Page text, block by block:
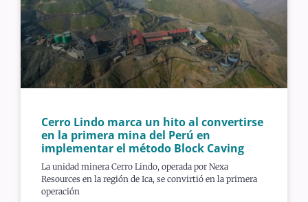
Cerro Lindo marca un hito al convertirse
en la primera mina del Perú en
implementar el método Block Caving
La unidad minera Cerro Lindo, operada por Nexa
Resources en la región de Ica, se convirtió en la primera
operación